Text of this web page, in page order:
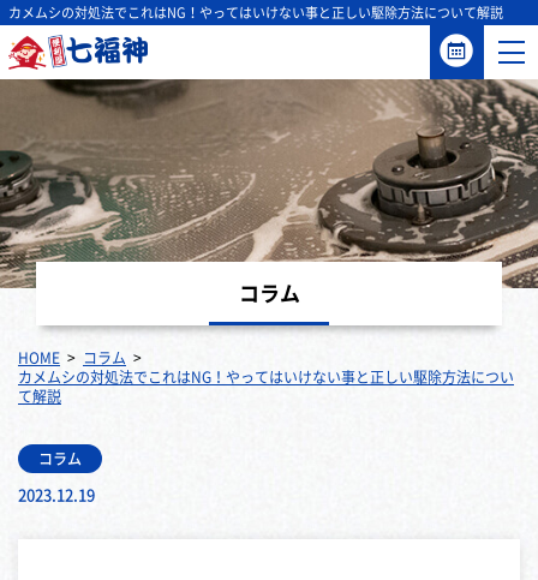
カメムシの対処法でこれはNG！やってはいけない事と正しい駆除方法について解説
コラム
HOME
コラム
カメムシの対処法でこれはNG！やってはいけない事と正しい駆除方法につい
て解説
コラム
2023.12.19